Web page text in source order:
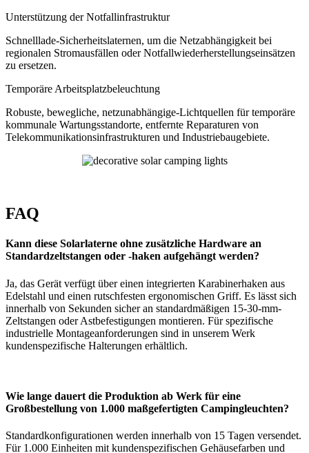
Unterstützung der Notfallinfrastruktur
Schnelllade-Sicherheitslaternen, um die Netzabhängigkeit bei
regionalen Stromausfällen oder Notfallwiederherstellungseinsätzen
zu ersetzen.
Temporäre Arbeitsplatzbeleuchtung
Robuste, bewegliche, netzunabhängige-Lichtquellen für temporäre
kommunale Wartungsstandorte, entfernte Reparaturen von
Telekommunikationsinfrastrukturen und Industriebaugebiete.
FAQ
Kann diese Solarlaterne ohne zusätzliche Hardware an
Standardzeltstangen oder -haken aufgehängt werden?
Ja, das Gerät verfügt über einen integrierten Karabinerhaken aus
Edelstahl und einen rutschfesten ergonomischen Griff. Es lässt sich
innerhalb von Sekunden sicher an standardmäßigen 15-30-mm-
Zeltstangen oder Astbefestigungen montieren. Für spezifische
industrielle Montageanforderungen sind in unserem Werk
kundenspezifische Halterungen erhältlich.
Wie lange dauert die Produktion ab Werk für eine
Großbestellung von 1.000 maßgefertigten Campingleuchten?
Standardkonfigurationen werden innerhalb von 15 Tagen versendet.
Für 1.000 Einheiten mit kundenspezifischen Gehäusefarben und